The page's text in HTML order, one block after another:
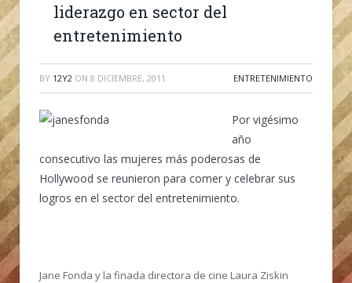
liderazgo en sector del
entretenimiento
BY 12Y2 ON 8 DICIEMBRE, 2011 ENTRETENIMIENTO
Por vigésimo
año
consecutivo las mujeres más poderosas de
Hollywood se reunieron para comer y celebrar sus
logros en el sector del entretenimiento.
Jane Fonda y la finada directora de cine Laura Ziskin